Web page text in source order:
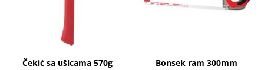
Čekić sa ušicama 570g Bonsek ram 300mm